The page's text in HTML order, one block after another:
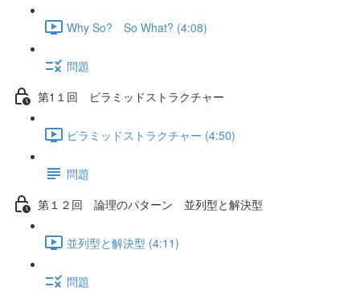
Why So? So What? (4:08)
問題
第1１回 ピラミッドストラクチャー
ピラミッドストラクチャー (4:50)
問題
第１２回 論理のパターン 並列型と解決型
並列型と解決型 (4:11)
問題